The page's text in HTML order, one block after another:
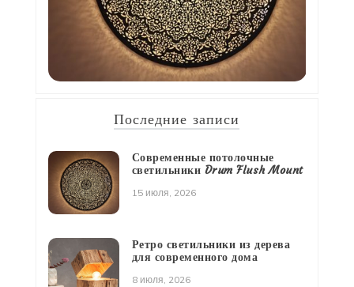
Последние записи
Современные потолочные
светильники Drum Flush Mount
15 июля, 2026
Ретро светильники из дерева
для современного дома
8 июля, 2026